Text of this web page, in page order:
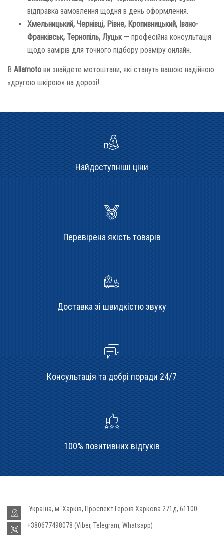
відправка замовлення щодня в день оформлення.
Хмельницький, Чернівці, Рівне, Кропивницький, Івано-
Франківськ, Тернопіль, Луцьк— професійна консультація
щодо замірів для точного підбору розміру онлайн.
В Allamoto ви знайдете мотоштани, які стануть вашою надійною
«другою шкірою» на дорозі!
Найдоступніші ціни
Перевірена якість товарів
Доставка зі швидкістю звуку
Консультація та добрі поради 24/7
100% позитивних відгуків
Україна, м. Харків, Проспект Героїв Харкова 271д, 61100
+380677498078 (Viber, Telegram, Whatsapp)